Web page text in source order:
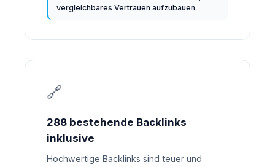
vergleichbares Vertrauen aufzubauen.
🔗
288 bestehende Backlinks
inklusive
Hochwertige Backlinks sind teuer und